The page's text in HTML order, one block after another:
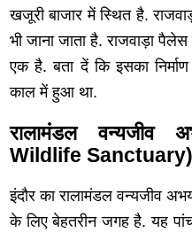
खजूरी बाजार में स्थित है.
भी जाना जाता है. राजवाड़ा
एक है. बता दें कि इसका
काल में हुआ था.
रालामंडल वन्यजीव
Wildlife Sanctuary)
इंदौर का रालामंडल वन्यजीव
के लिए बेहतरीन जगह है. यह